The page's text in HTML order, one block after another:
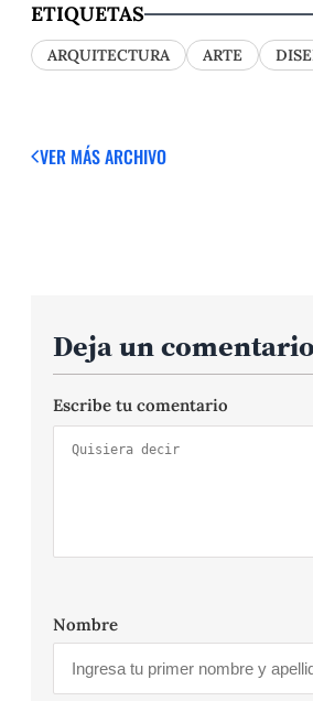
ETIQUETAS
ARQUITECTURA ARTE
VER MÁSARCHIVO
Deja un comentario
Escribe tu comentario
Nombre